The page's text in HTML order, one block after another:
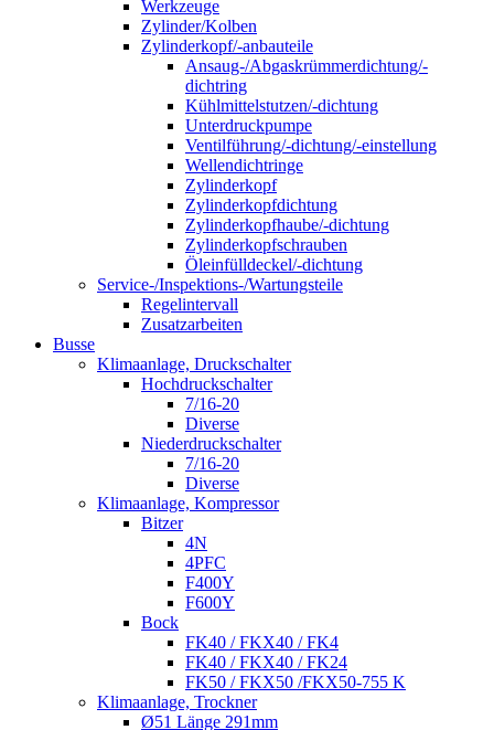
Werkzeuge
Zylinder/Kolben
Zylinderkopf/-anbauteile
Ansaug-/Abgaskrümmerdichtung/-
dichtring
Kühlmittelstutzen/-dichtung
Unterdruckpumpe
Ventilführung/-dichtung/-einstellung
Wellendichtringe
Zylinderkopf
Zylinderkopfdichtung
Zylinderkopfhaube/-dichtung
Zylinderkopfschrauben
Öleinfülldeckel/-dichtung
Service-/Inspektions-/Wartungsteile
Regelintervall
Zusatzarbeiten
Busse
Klimaanlage, Druckschalter
Hochdruckschalter
7/16-20
Diverse
Niederdruckschalter
7/16-20
Diverse
Klimaanlage, Kompressor
Bitzer
4N
4PFC
F400Y
F600Y
Bock
FK40 / FKX40 / FK4
FK40 / FKX40 / FK24
FK50 / FKX50 /FKX50-755 K
Klimaanlage, Trockner
Ø51 Länge 291mm